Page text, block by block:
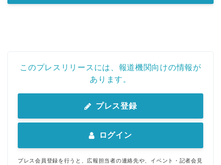
このプレスリリースには、報道機関向けの情報が
あります。
プレス登録
ログイン
プレス会員登録を行うと、広報担当者の連絡先や、イベント・記者会見